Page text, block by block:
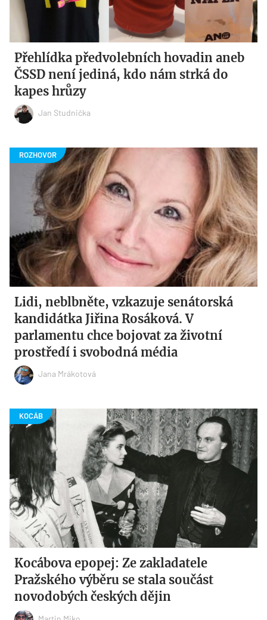
Přehlídka předvolebních hovadin aneb
ČSSD není jediná, kdo nám strká do
kapes hrůzy
Jan Studnička
Lidi, neblbněte, vzkazuje senátorská
kandidátka Jiřina Rosáková. V
parlamentu chce bojovat za životní
prostředí i svobodná média
Jana Mrákotová
Kocábova epopej: Ze zakladatele
Pražského výběru se stala součást
novodobých českých dějin